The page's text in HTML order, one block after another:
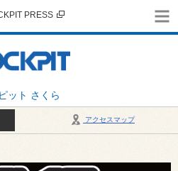
ット さくら
PRESS
アクセスマップ
終作業受付：平日18:00 日・祝日17:00 / 定休日：